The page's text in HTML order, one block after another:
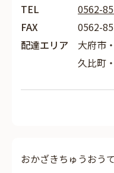
TEL
0562-
FAX
0562-
配達エリア
大府市
久比町
おかざきちゅうおう